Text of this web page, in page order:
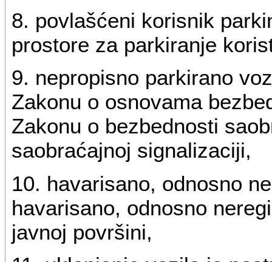
8. povlašćeni korisnik
prostore za parkiranje
9. nepropisno parkirano
Zakonu o osnovama
Zakonu o bezbednosti
saobraćajnoj signalizaciji,
10. havarisano, odnosno
havarisano, odnosno
javnoj površini,